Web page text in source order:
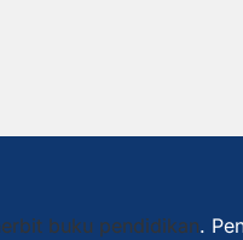
buku pendidikan.